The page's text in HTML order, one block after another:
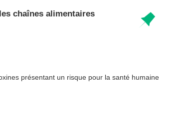
chaînes alimentaires
présentant un risque pour la santé humaine